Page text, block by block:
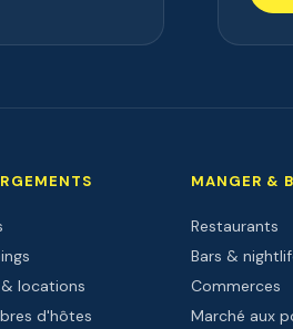
locations
d'hôtes
MANGER &
Restaurants
Bars &
Commerces
Marché aux